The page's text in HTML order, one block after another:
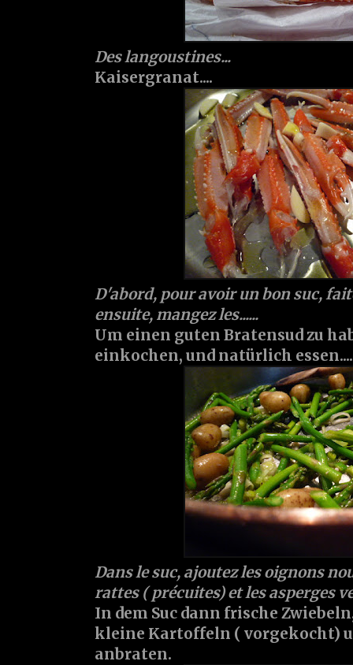
Des langoustines...
Kaisergranat....
D'abord, pour avoir un bon suc,
ensuite, mangez les......
Um einen guten Bratensud zu
einkochen, und natürlich essen....
Dans le suc, ajoutez les oignons
rattes ( précuites) et les asperges
In dem Suc dann frische
kleine Kartoffeln ( vorgekocht)
anbraten.